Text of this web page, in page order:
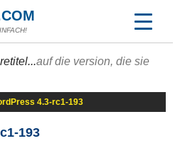
auf die version, die sie
4.3-rc1-193
193